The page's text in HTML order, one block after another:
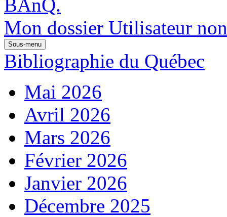
Mon dossier Utilisateur
Sous-menu
Bibliographie du Québec
Mai 2026
Avril 2026
Mars 2026
Février 2026
Janvier 2026
Décembre 2025